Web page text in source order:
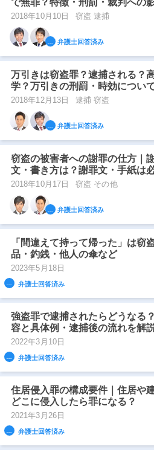
で無罪？特徴・刑罰・裁判への
2018年10月10日 窃盗 逮捕
弁護士回答済み
万引きは窃盗罪？逮捕される？
学？万引きの刑罰・時効につい
2018年12月13日 逮捕 窃盗
弁護士回答済み
窃盗の被害者への謝罪の仕方｜
文・書き方は？謝罪文・手紙は
2018年10月17日 窃盗 その他
弁護士回答済み
「間違えて持って帰った」は窃
品・釣銭・他人の傘など
2023年5月18日
弁護士回答済み
強盗罪で逮捕されたらどうなる
容と具体例・逮捕後の流れを解
2022年3月10日
弁護士回答済み
住居侵入罪の構成要件｜住居や
どこに侵入したら罪になる？
2021年3月26日
弁護士回答済み